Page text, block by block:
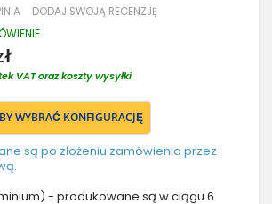
DODAJ SWOJĄ RECENZJĘ
VAT oraz koszty wysyłki
WYBRAĆ KONFIGURACJĘ
są po złożeniu zamówienia przez
- produkowane są w ciągu 6